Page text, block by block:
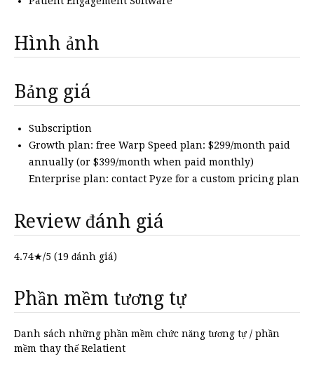
Hình ảnh
Bảng giá
Subscription
Growth plan: free Warp Speed plan: $299/month paid
annually (or $399/month when paid monthly)
Enterprise plan: contact Pyze for a custom pricing plan
Review đánh giá
4.74★/5 (19 đánh giá)
Phần mềm tương tự
Danh sách những phần mềm chức năng tương tự / phần
mềm thay thế Relatient